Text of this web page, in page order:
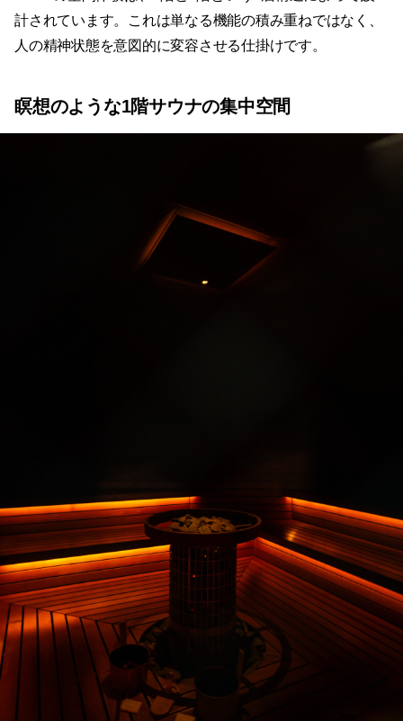
計されています。これは単なる機能の積み重ねではなく、
人の精神状態を意図的に変容させる仕掛けです。
瞑想のような1階サウナの集中空間